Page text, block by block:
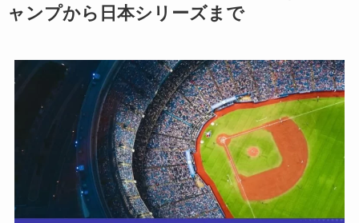
ャンプから日本シリーズまで